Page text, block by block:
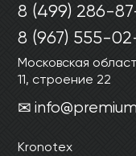
8 (499) 286-
8 (967) 555-
Московская
11, строение 22
Kronotex